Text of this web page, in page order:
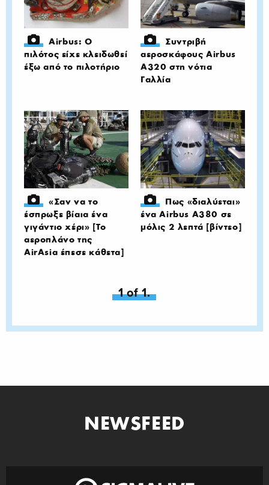
Airbus: Ο
πιλότος είχε κλειδωθεί
έξω από το πιλοτήριο
Συντριβή
αεροσκάφους Airbus
A320 στη νότια
Γαλλία
«Σαν να το
έσπρωξε βίαια ένα
γιγάντιο χέρι» [Το
αεροπλάνο της
AirAsia έπεσε κάθετα]
Πως «διαλύεται»
ένα Airbus A380 σε
μόλις 2 λεπτά [βίντεο]
You're on page
1 of 1.
NEWSFEED